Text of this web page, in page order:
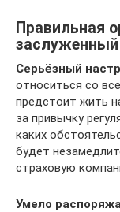
Правильная
Серьёзный
относиться со
предстоит жить
за привычку
каких
будет
страховую
Умело